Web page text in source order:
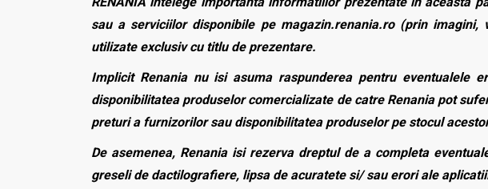
sau a serviciilor disponibile pe magazin.renania.ro (prin
utilizate exclusiv cu titlu de prezentare.
Implicit Renania nu isi asuma raspunderea pentru
disponibilitatea produselor comercializate de catre Renania pot
preturi a furnizorilor sau disponibilitatea produselor pe stocul
De asemenea, Renania isi rezerva dreptul de a completa
greseli de dactilografiere, lipsa de acuratete si/ sau erori ale